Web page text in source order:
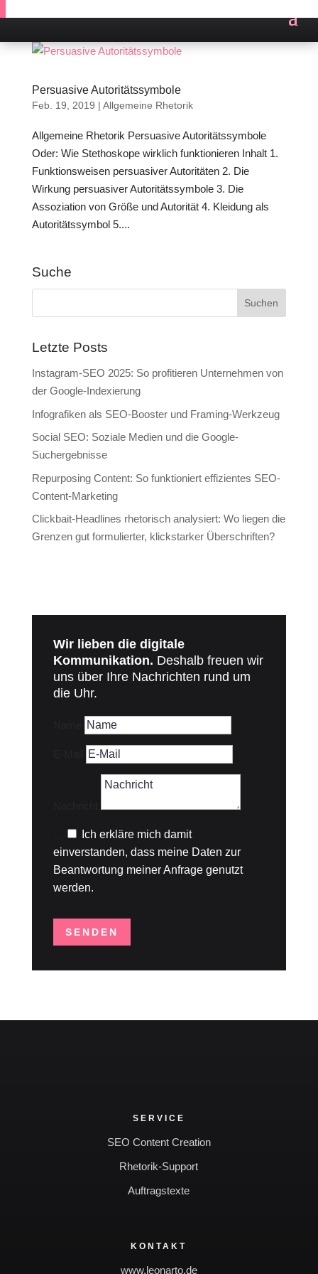
Persuasive Autoritätssymbole
Feb. 19, 2019 | Allgemeine Rhetorik
Allgemeine Rhetorik Persuasive Autoritätssymbole
Oder: Wie Stethoskope wirklich funktionieren Inhalt 1.
Funktionsweisen persuasiver Autoritäten 2. Die
Wirkung persuasiver Autoritätssymbole 3. Die
Assoziation von Größe und Autorität 4. Kleidung als
Autoritätssymbol 5....
Suche
Letzte Posts
Instagram-SEO 2025: So profitieren Unternehmen von
der Google-Indexierung
Infografiken als SEO-Booster und Framing-Werkzeug
Social SEO: Soziale Medien und die Google-
Suchergebnisse
Repurposing Content: So funktioniert effizientes SEO-
Content-Marketing
Clickbait-Headlines rhetorisch analysiert: Wo liegen die
Grenzen gut formulierter, klickstarker Überschriften?
Wir lieben die digitale
Kommunikation. Deshalb freuen wir
uns über Ihre Nachrichten rund um
die Uhr.
Ich erkläre mich damit
einverstanden, dass meine Daten zur
Beantwortung meiner Anfrage genutzt
werden.
SENDEN
SERVICE
SEO Content Creation
Rhetorik-Support
Auftragstexte
KONTAKT
www.leonarto.de